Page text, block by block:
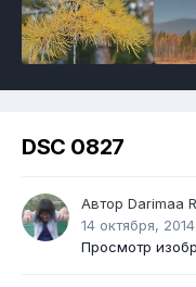
DSC 0827
Автор Darimaa
14 октября, 2014
Просмотр